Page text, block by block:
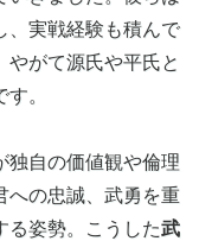
、実戦経験も積んで
やがて源氏や平氏と
。
独自の価値観や倫理
への忠誠、武勇を重
る姿勢。こうした武